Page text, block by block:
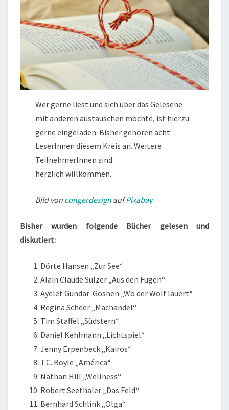
Wer gerne liest und sich über das Gelesene
mit anderen austauschen möchte, ist hierzu
gerne eingeladen. Bisher gehören acht
LeserInnen diesem Kreis an. Weitere
TeilnehmerInnen sind
herzlich willkommen.
Bild von congerdesignaufPixabay
Bisher wurden folgende Bücher gelesen und
diskutiert:
Dörte Hansen „Zur See“
Alain Claude Sulzer „Aus den Fugen“
Ayelet Gundar-Goshen „Wo der Wolf lauert“
Regina Scheer „Machandel“
Tim Staffel „Südstern“
Daniel Kehlmann „Lichtspiel“
Jenny Erpenbeck „Kairos“
T.C. Boyle „América“
Nathan Hill „Wellness“
Robert Seethaler „Das Feld“
Bernhard Schlink „Olga“